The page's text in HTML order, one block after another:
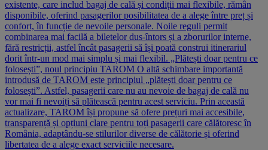
existente, care includ bagaj de cală și condiții mai flexibile, rămân
disponibile, oferind pasagerilor posibilitatea de a alege între preț și
confort, în funcție de nevoile personale. Noile reguli permit
combinarea mai facilă a biletelor dus-întors și a zborurilor interne,
fără restricții, astfel încât pasagerii să își poată construi itinerariul
dorit într-un mod mai simplu și mai flexibil. „Plătești doar pentru ce
folosești”, noul principiu TAROM O altă schimbare importantă
introdusă de TAROM este principiul „plătești doar pentru ce
folosești”. Astfel, pasagerii care nu au nevoie de bagaj de cală nu
vor mai fi nevoiți să plătească pentru acest serviciu. Prin această
actualizare, TAROM își propune să ofere prețuri mai accesibile,
transparență și opțiuni clare pentru toți pasagerii care călătoresc în
România, adaptându-se stilurilor diverse de călătorie și oferind
libertatea de a alege exact serviciile necesare.